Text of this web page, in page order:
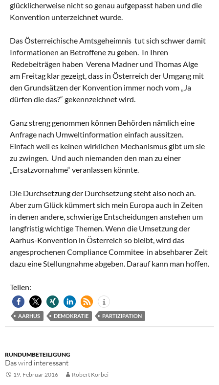
glücklicherweise nicht so genau aufgepasst haben und die
Konvention unterzeichnet wurde.
Das Österreichische Amtsgeheimnis tut sich schwer damit
Informationen an Betroffene zu geben. In Ihren
Redebeiträgen haben Verena Madner und Thomas Alge
am Freitag klar gezeigt, dass in Österreich der Umgang mit
den Grundsätzen der Konvention immer noch vom „Ja
dürfen die das?“ gekennzeichnet wird.
Ganz streng genommen können Behörden nämlich eine
Anfrage nach Umweltinformation einfach aussitzen.
Einfach weil es keinen wirklichen Mechanismus gibt um sie
zu zwingen. Und auch niemanden den man zu einer
„Ersatzvornahme“ veranlassen könnte.
Die Durchsetzung der Durchsetzung steht also noch an.
Aber zum Glück kümmert sich mein Europa auch in Zeiten
in denen andere, schwierige Entscheidungen anstehen um
langfristig wichtige Themen. Wenn die Umsetzung der
Aarhus-Konvention in Österreich so bleibt, wird das
angesprochenen Compliance Commitee in absehbarer Zeit
dazu eine Stellungnahme abgeben. Darauf kann man hoffen.
Teilen:
AARHUS DEMOKRATIE PARTIZIPATION
RUNDUMBETEILIGUNG
Das wird interessant
19. Februar 2016 Robert Korbei